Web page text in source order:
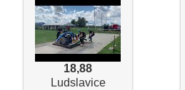
18,88
Ludslavice